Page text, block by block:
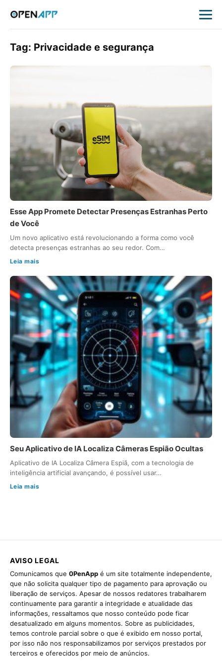
Tag: Privacidade e segurança
Esse App Promete Detectar Presenças Estranhas Perto
de Você
Um novo aplicativo está revolucionando a forma como você
detecta presenças estranhas ao seu redor. Com…
Leia mais
Seu Aplicativo de IA Localiza Câmeras Espião Ocultas
Aplicativo de IA Localiza Câmera Espiã, com a tecnologia de
inteligência artificial avançando, é possível usar…
Leia mais
AVISO LEGAL
Comunicamos que 0PenApp é um site totalmente independente,
que não solicita qualquer tipo de pagamento para aprovação ou
liberação de serviços. Apesar de nossos redatores trabalharem
continuamente para garantir a integridade e atualidade das
informações, ressaltamos que nosso conteúdo pode ficar
desatualizado em alguns momentos. Sobre as publicidades,
temos controle parcial sobre o que é exibido em nosso portal,
por isso não nos responsabilizamos por serviços prestados por
terceiros e oferecidos por meio de anúncios.